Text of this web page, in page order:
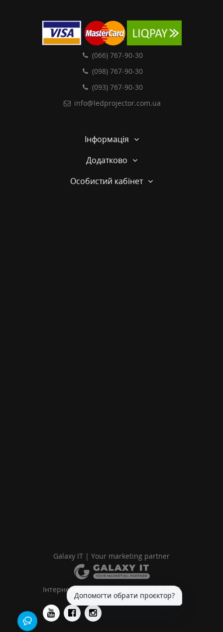
(066) 767-90-30
(098) 767-90-30
(093) 767-90-30
info@ledprojector.com.ua
Інформація
Додатково
Особистий кабінет
Інтернет-магазин «LedProjector» © 2026
Galaxy IT | Your marketing partner
Допомогти обрати проєктор?